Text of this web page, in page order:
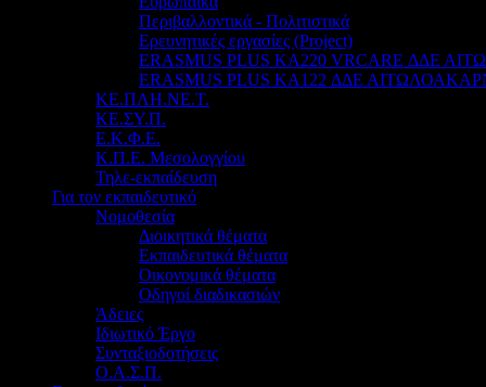
Περιβαλλοντικά - Πολιτιστικά
Ερευνητικές εργασίες (Project)
ERASMUS PLUS KA220 VRCARE ΔΔΕ
ERASMUS PLUS KA122 ΔΔΕ
ΚΕ.ΠΛΗ.ΝΕ.Τ.
ΚΕ.ΣΥ.Π.
Ε.Κ.Φ.Ε.
Κ.Π.Ε. Μεσολογγίου
Τηλε-εκπαίδευση
Για τον εκπαιδευτικό
Νομοθεσία
Διοικητικά θέματα
Εκπαιδευτικά θέματα
Οικονομικά θέματα
Οδηγοί διαδικασιών
Άδειες
Ιδιωτικό Έργο
Συνταξιοδοτήσεις
Ο.Α.Σ.Π.